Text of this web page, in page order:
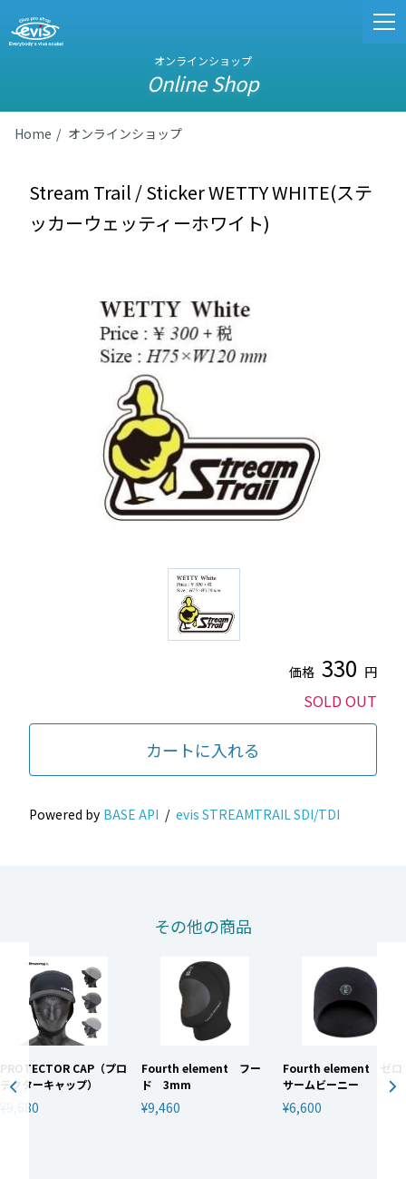
オンラインショップ
Online Shop
Home オンラインショップ
Stream Trail / Sticker WETTY WHITE(ステ
ッカーウェッティーホワイト)
価格 330 円
SOLD OUT
カートに入れる
Powered by BASE API / evis STREAMTRAIL SDI/TDI
その他の商品
PROTECTOR CAP（プロ
テクターキャップ）
¥9,680
Fourth element フー
ド 3mm
¥9,460
Fourth element ゼロ
サームビーニー
¥6,600